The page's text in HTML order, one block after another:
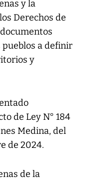
y la
Derechos de
pueblos a definir
y
de Ley N° 184
Medina, del
de 2024.
de la